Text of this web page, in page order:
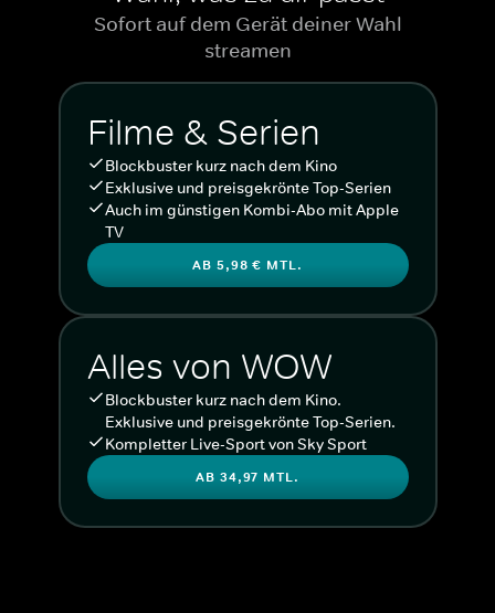
Sofort auf dem Gerät deiner Wahl
streamen
Filme & Serien
Blockbuster kurz nach dem Kino
Exklusive und preisgekrönte Top-Serien
Auch im günstigen Kombi-Abo mit Apple
TV
AB 5,98 € MTL.
Alles von WOW
Blockbuster kurz nach dem Kino.
Exklusive und preisgekrönte Top-Serien.
Kompletter Live-Sport von Sky Sport
AB 34,97 MTL.